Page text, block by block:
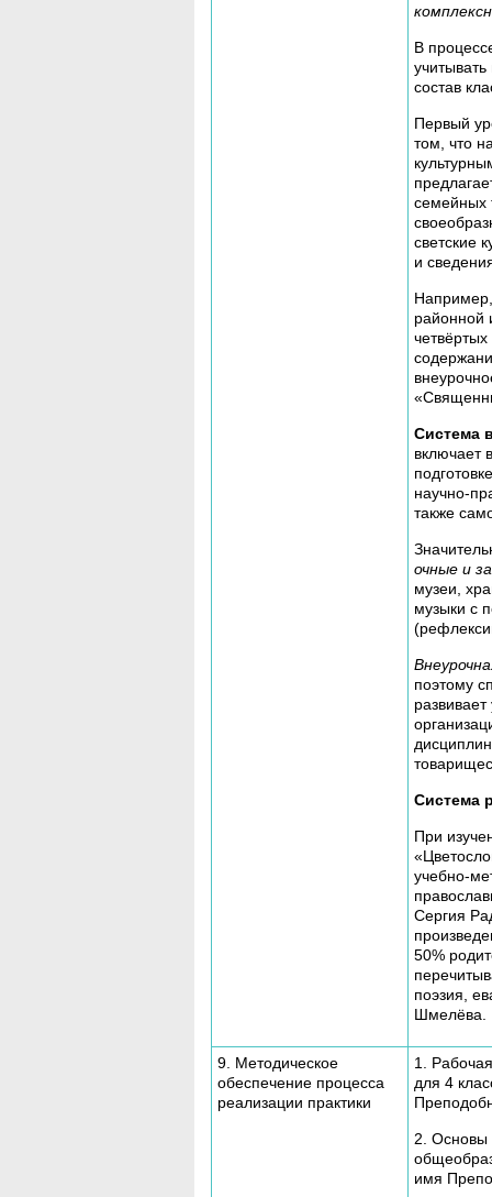
В
состав
Первый
том, что
семейных
светские
и
районной
Система
включает
научно-
также
очные и
музеи,
музыки с
поэтому
Система
При
учебно-
Сергия
50%
поэзия,
Шмелёва.
9. Методическое
обеспечение процесса
реализации практики
1.
для 4
2. Основы
имя